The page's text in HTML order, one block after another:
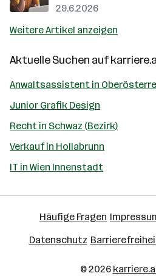
29.6.2026
Weitere Artikel anzeigen
Aktuelle Suchen auf
Anwaltsassistent in
Junior Grafik Design
Recht in Schwaz (Bezirk)
Verkauf in Hollabrunn
IT in Wien Innenstadt
Häufige Fragen
Datenschutz
© 2026